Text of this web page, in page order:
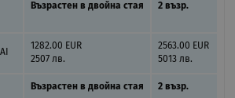
Възрастен в двойна стая 2 възр.
1282.00 EUR
2507 лв.
2563.00 EUR
5013 лв.
Възрастен в двойна стая 2 възр.